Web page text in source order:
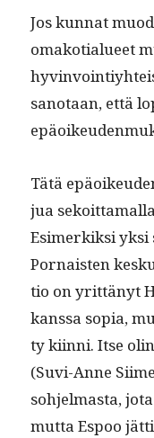
Jos kun­nat
omako­tialueet
san­o­taan, että
Tätä
jua
Esimerkik­si
Por­nais­ten
tio on yrit­tänyt
kanssa sopia,
ty kiin­ni. Itse
(Suvi-Anne
so­hjel­mas­ta,
mut­ta Espoo